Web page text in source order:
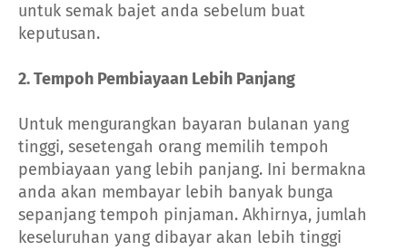
untuk semak bajet anda sebelum buat
keputusan.
2. Tempoh Pembiayaan Lebih Panjang
Untuk mengurangkan bayaran bulanan yang
tinggi, sesetengah orang memilih tempoh
pembiayaan yang lebih panjang. Ini bermakna
anda akan membayar lebih banyak bunga
sepanjang tempoh pinjaman. Akhirnya, jumlah
keseluruhan yang dibayar akan lebih tinggi